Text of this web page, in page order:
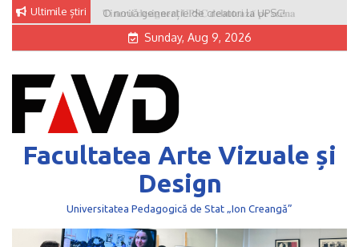
Skip
content
Ultimile știri O nouă generație de creatori la UPSC!
Sunday, Aug 9, 2026
Facultatea Arte Vizuale și
Design
Universitatea Pedagogică de Stat „Ion Creangă”